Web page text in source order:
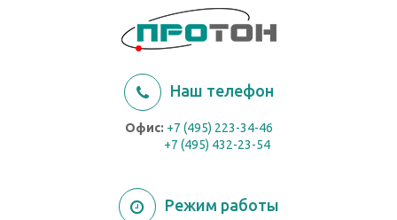
Наш телефон
Офис: +7 (495) 223-34-46
+7 (495) 432-23-54
Режим работы